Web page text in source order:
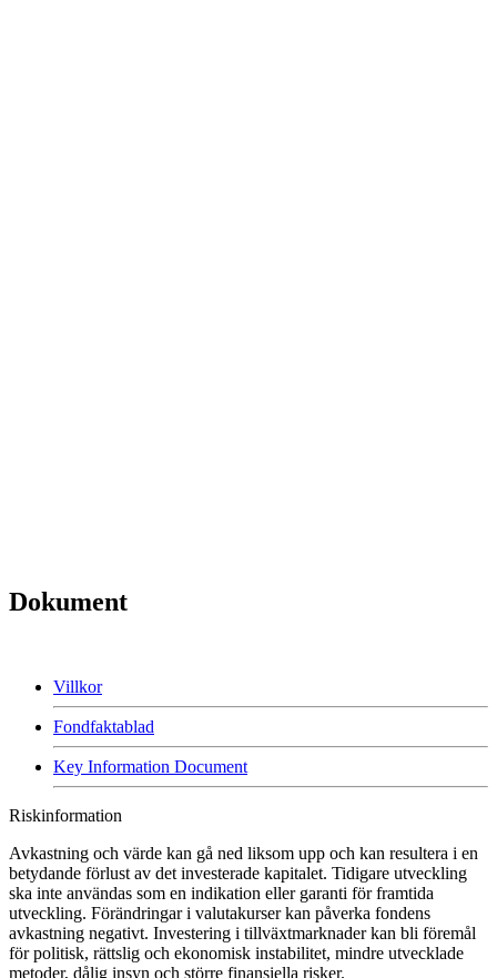
Dokument
Villkor
Fondfaktablad
Key Information Document
Riskinformation
Avkastning och värde kan gå ned liksom upp och kan resultera i en
betydande förlust av det investerade kapitalet. Tidigare utveckling
ska inte användas som en indikation eller garanti för framtida
utveckling. Förändringar i valutakurser kan påverka fondens
avkastning negativt. Investering i tillväxtmarknader kan bli föremål
för politisk, rättslig och ekonomisk instabilitet, mindre utvecklade
metoder, dålig insyn och större finansiella risker.